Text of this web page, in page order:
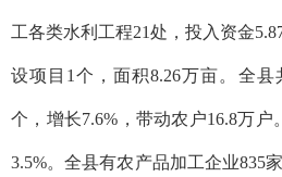
工各类水利工程21处，投入资金
设项目1个，面积8.26万亩。全县
个，增长7.6%，带动农户16.8万户
3.5%。全县有农产品加工企业835